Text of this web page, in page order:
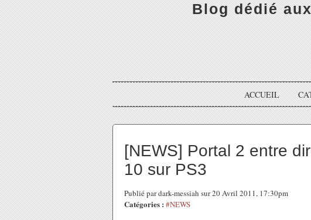
Blog dédié
ACCUEIL
[NEWS] Portal 2 entre
10 sur PS3
Publié par dark-messiah sur 20 Avril 2011, 17:30pm
Catégories : #NEWS